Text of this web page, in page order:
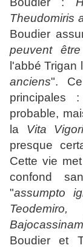
Theudomiris
Boudier
peuvent
l'abbé Trigan
anciens".
principales
probable,
la Vita
presque
Cette vie
confond
"assumpto
Bajocassinam
Boudier et